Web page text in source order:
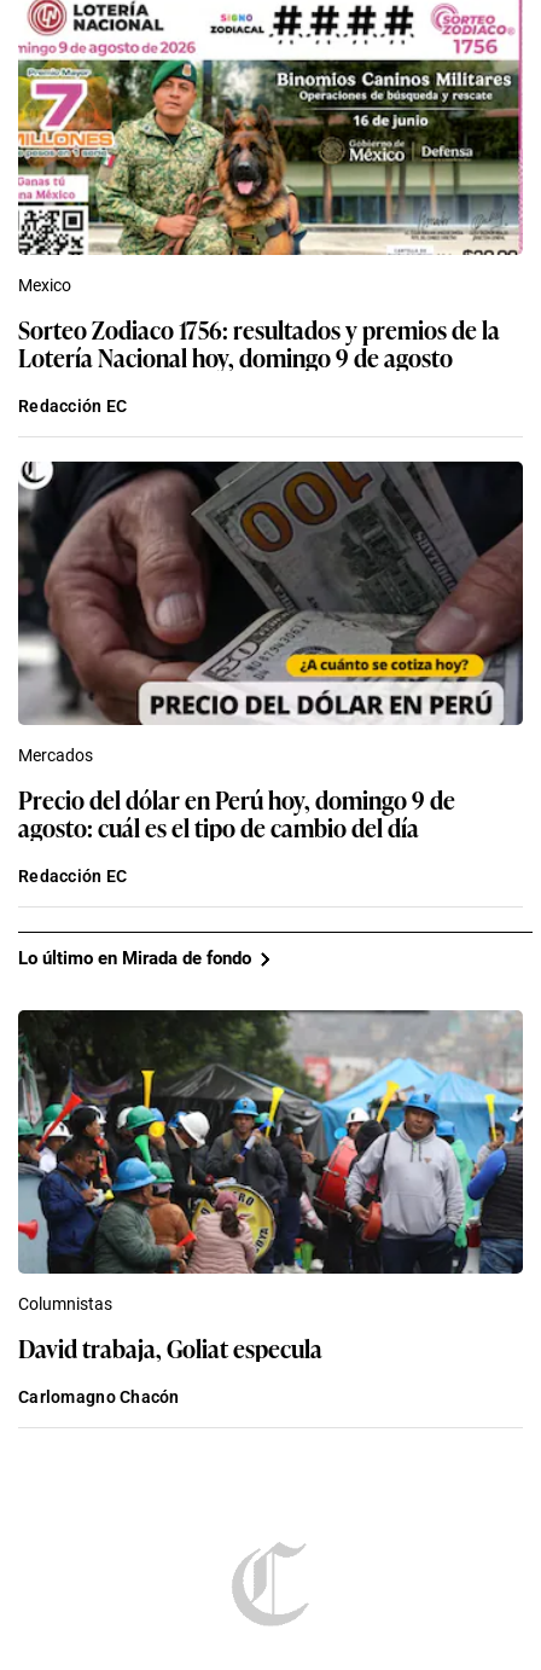
Mexico
Sorteo Zodiaco 1756: resultados y premios de la
Lotería Nacional hoy, domingo 9 de agosto
Redacción EC
Mercados
Precio del dólar en Perú hoy, domingo 9 de
agosto: cuál es el tipo de cambio del día
Redacción EC
Lo último en Mirada de fondo
Columnistas
David trabaja, Goliat especula
Carlomagno Chacón